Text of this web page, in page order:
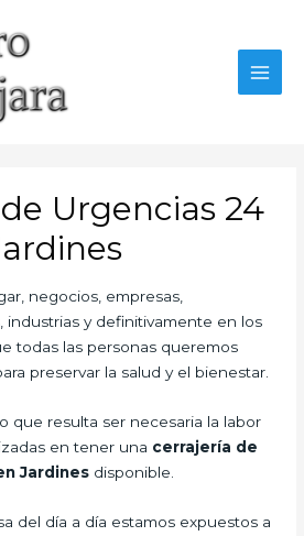
Urgencias 24
negocios, empresas,
industrias y definitivamente en los
todas las personas queremos
preservar la salud y el bienestar.
que resulta ser necesaria la labor
en tener una cerrajería de
Jardines disponible.
del día a día estamos expuestos a